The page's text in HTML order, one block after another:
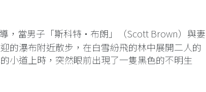
，當男子「斯科特·布朗」（Scott Brown）與妻
的瀑布附近散步，在白雪紛飛的林中展開二人的
小道上時，突然眼前出現了一隻黑色的不明生